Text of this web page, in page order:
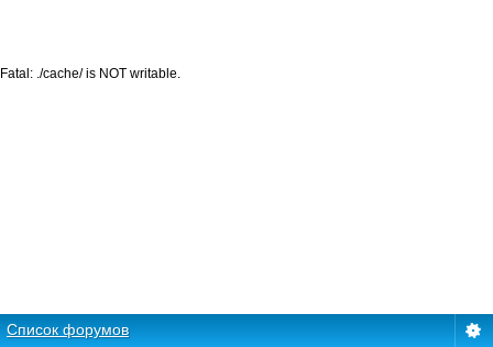
Список форумов
Fatal: ./cache/ is NOT writable.